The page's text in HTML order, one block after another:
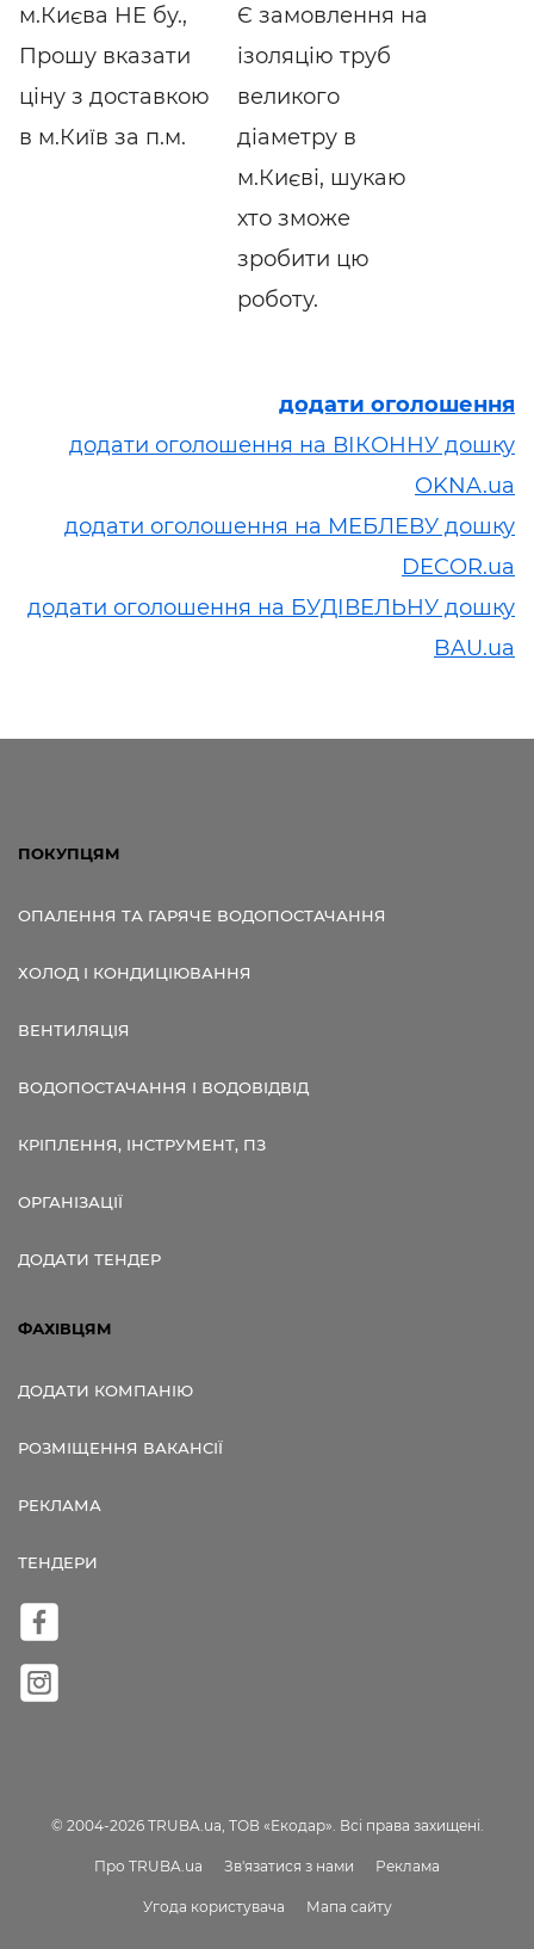
м.Києва НЕ бу.,
Прошу вказати
ціну з доставкою
в м.Київ за п.м.
Є замовлення на
ізоляцію труб
великого
діаметру в
м.Києві, шукаю
хто зможе
зробити цю
роботу.
додати оголошення
додати оголошення на ВІКОННУ дошку
OKNA.ua
додати оголошення на МЕБЛЕВУ дошку
DECOR.ua
додати оголошення на БУДІВЕЛЬНУ дошку
BAU.ua
ПОКУПЦЯМ
ОПАЛЕННЯ ТА ГАРЯЧЕ ВОДОПОСТАЧАННЯ
ХОЛОД І КОНДИЦІЮВАННЯ
ВЕНТИЛЯЦІЯ
ВОДОПОСТАЧАННЯ І ВОДОВІДВІД
КРІПЛЕННЯ, ІНСТРУМЕНТ, ПЗ
ОРГАНІЗАЦІЇ
ДОДАТИ ТЕНДЕР
ФАХІВЦЯМ
ДОДАТИ КОМПАНІЮ
РОЗМІЩЕННЯ ВАКАНСІЇ
РЕКЛАМА
ТЕНДЕРИ
© 2004-2026 TRUBA.ua, ТОВ «Екодар». Всі права захищені.
Про TRUBA.ua Зв'язатися з нами Реклама
Угода користувача Мапа сайту